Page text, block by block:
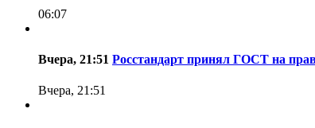
06:07
Вчера, 21:51 Росстандарт принял ГОСТ на
Вчера, 21:51